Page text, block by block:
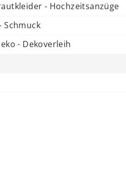
- Hochzeitsanzüge
Schmuck
- Dekoverleih